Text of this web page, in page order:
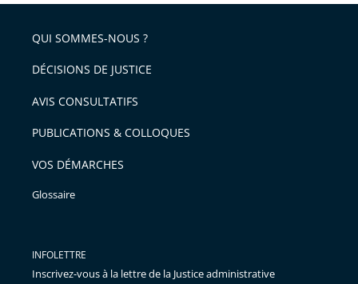
QUI SOMMES-NOUS ?
DÉCISIONS DE JUSTICE
AVIS CONSULTATIFS
PUBLICATIONS & COLLOQUES
VOS DÉMARCHES
Glossaire
INFOLETTRE
Inscrivez-vous à la lettre de la Justice administrative